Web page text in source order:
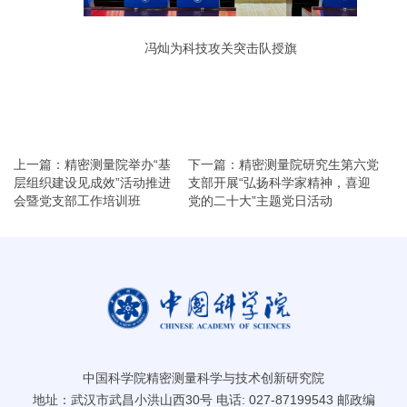
冯灿为科技攻关突击队授旗
上一篇：精密测量院举办“基
层组织建设见成效”活动推进
会暨党支部工作培训班
下一篇：精密测量院研究生第六党
支部开展“弘扬科学家精神，喜迎
党的二十大”主题党日活动
中国科学院精密测量科学与技术创新研究院
地址：武汉市武昌小洪山西30号 电话: 027-87199543 邮政编